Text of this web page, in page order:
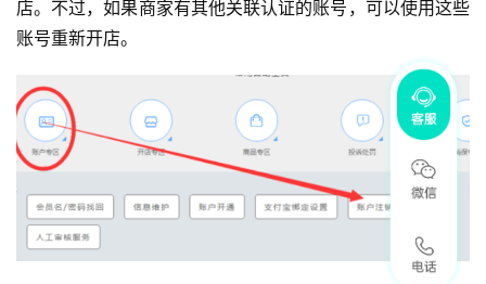
店。不过，如果商家有其他关联认证的账号，可以使用这些
账号重新开店。